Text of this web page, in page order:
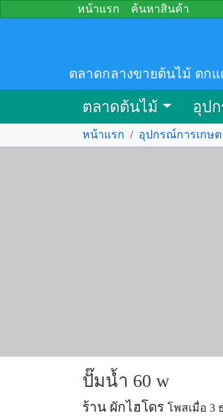
หน้าแรก ค้นหาสินค้า
ตลาดกลางขายต้นไม้ ตก
ตลาดต้นไม้ อุป
หน้าแรก / อุปกรณ์การเกษต
ปั๊มน้ำ 60 w
ร้าน ผักไฮโดร โพสเมื่อ 3